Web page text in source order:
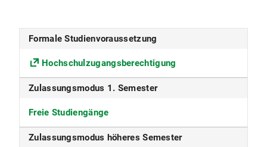
Studiensprache
Deutsch
Konsekutiver Master möglich
Ja
Fakultät
Formale Studienvoraussetzung
Hochschulzugangsberechtigung
Zulassungsmodus 1. Semester
Freie Studiengänge
Zulassungsmodus höheres Semester